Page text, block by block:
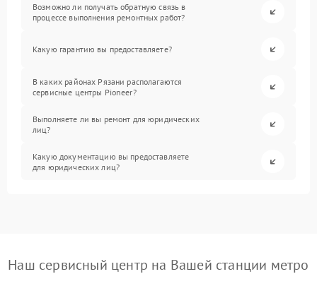
Возможно ли получать обратную связь в
процессе выполнения ремонтных работ?
Какую гарантию вы предоставляете?
В каких районах Рязани располагаются
сервисные центры Pioneer?
Выполняете ли вы ремонт для юридических
лиц?
Какую документацию вы предоставляете
для юридических лиц?
Наш сервисный центр на Вашей станции метро